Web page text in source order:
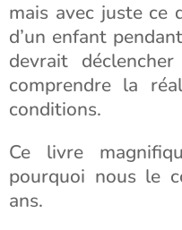
mais avec juste ce
d’un enfant
devrait
comprendre la
conditions.
Ce livre
pourquoi nous le
ans.